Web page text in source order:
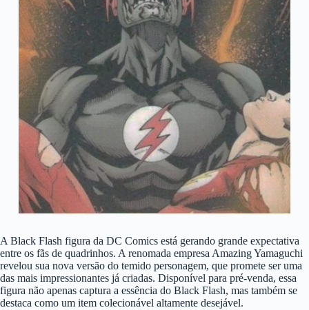
A Black Flash figura da DC Comics está gerando grande expectativa
entre os fãs de quadrinhos. A renomada empresa Amazing Yamaguchi
revelou sua nova versão do temido personagem, que promete ser uma
das mais impressionantes já criadas. Disponível para pré-venda, essa
figura não apenas captura a essência do Black Flash, mas também se
destaca como um item colecionável altamente desejável.